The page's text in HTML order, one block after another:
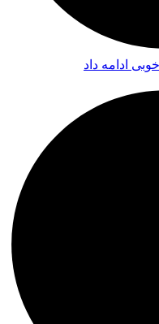
ادامه داد